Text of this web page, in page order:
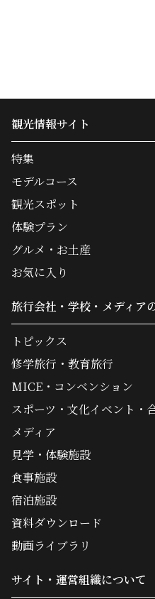
観光情報サイト
特集
モデルコース
観光スポット
体験プラン
グルメ・お土産
お気に入り
旅行会社・学校・メディア
トピックス
修学旅行・教育旅行
MICE・コンベンション
スポーツ・文化イベント・
メディア
見学・体験施設
食事施設
宿泊施設
資料ダウンロード
動画ライブラリ
サイト・運営組織について